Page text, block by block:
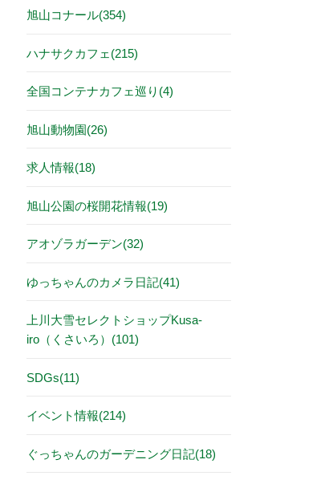
旭山コナール(354)
ハナサクカフェ(215)
全国コンテナカフェ巡り(4)
旭山動物園(26)
求人情報(18)
旭山公園の桜開花情報(19)
アオゾラガーデン(32)
ゆっちゃんのカメラ日記(41)
上川大雪セレクトショップKusa-
iro（くさいろ）(101)
SDGs(11)
イベント情報(214)
ぐっちゃんのガーデニング日記(18)